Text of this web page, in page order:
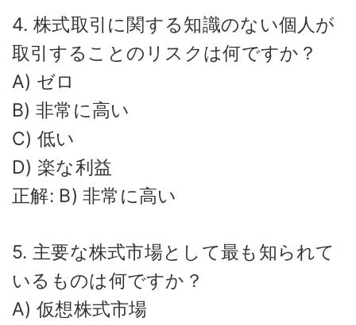
4. 株式取引に関する知識のない個人が
取引することのリスクは何ですか？
A) ゼロ
B) 非常に高い
C) 低い
D) 楽な利益
正解: B) 非常に高い
5. 主要な株式市場として最も知られて
いるものは何ですか？
A) 仮想株式市場